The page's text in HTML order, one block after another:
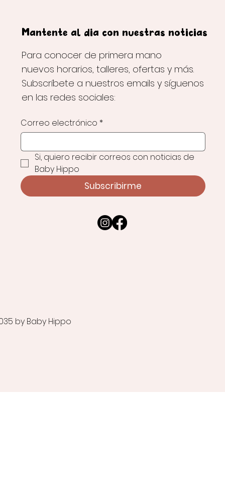
Mantente al día con nuestras noticias
Para conocer de primera mano
nuevos horarios, talleres, ofertas y más.
Subscríbete a nuestros emails y síguenos
en las redes sociales:
Correo electrónico *
Si, quiero recibir correos con noticias de
Baby Hippo
Subscribirme
by Baby Hippo